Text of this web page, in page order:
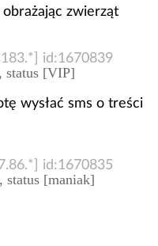
zwierząt
id:1670839
status [VIP]
wysłać sms o treści
id:1670835
status [maniak]